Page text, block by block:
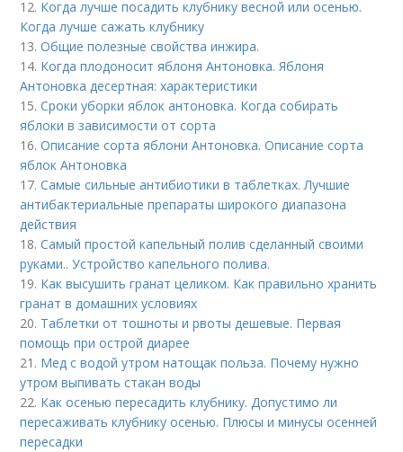
12. Когда лучше посадить клубнику весной или осенью.
Когда лучше сажать клубнику
13.Общие полезные свойства инжира.
14. Когда плодоносит яблоня Антоновка. Яблоня
Антоновка десертная: характеристики
15.Сроки уборки яблок антоновка. Когда собирать
яблоки в зависимости от сорта
16.Описание сорта яблони Антоновка. Описание сорта
яблок Антоновка
17.Самые сильные антибиотики в таблетках. Лучшие
антибактериальные препараты широкого диапазона
действия
18.Самый простой капельный полив сделанный своими
руками.. Устройство капельного полива.
19. Как высушить гранат целиком. Как правильно хранить
гранат в домашних условиях
20. Таблетки от тошноты и рвоты дешевые. Первая
помощь при острой диарее
21. Мед с водой утром натощак польза. Почему нужно
утром выпивать стакан воды
22. Как осенью пересадить клубнику. Допустимо ли
пересаживать клубнику осенью. Плюсы и минусы осенней
пересадки